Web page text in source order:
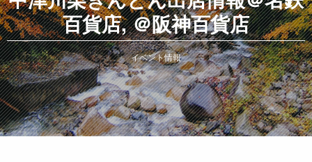
百貨店, ＠阪神百貨店
イベント情報